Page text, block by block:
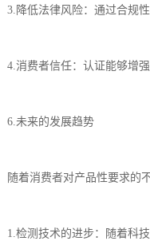
3.降低法律风险：通过合规
4.消费者信任：认证能够增
6.未来的发展趋势
随着消费者对产品性要求的
1.检测技术的进步：随着科